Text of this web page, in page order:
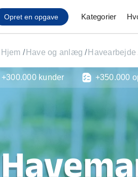
Opret en opgave Kategorier
Affaldsfjernelse
Afhentning af
Anlæg af terrasse
Hårde hvidevare
Hjem / Have og anlæg / Havearbejde
+300.000 kunder +350.000